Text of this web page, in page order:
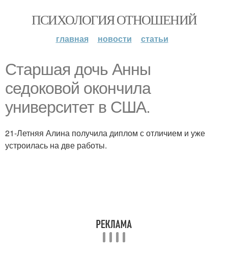
ПСИХОЛОГИЯ ОТНОШЕНИЙ
главная новости статьи
Старшая дочь Анны
седоковой окончила
университет в США.
21-Летняя Алина получила диплом с отличием и уже
устроилась на две работы.